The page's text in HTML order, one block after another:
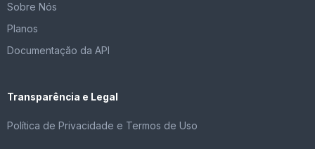
Sobre Nós
Planos
Documentação da API
Transparência e Legal
Política de Privacidade e Termos de Uso